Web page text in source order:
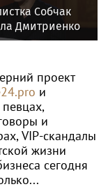
Собчак
Дмитриенко
назвав их
проект
и
и
VIP-скандалы
жизни
сегодня